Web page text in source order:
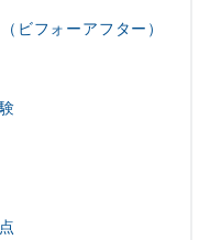
ビフォーアフター）